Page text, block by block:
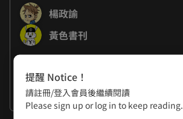
楊政諭
黃色書刊
楊政諭：我換了跟黃書一樣的手機> <
黃色書刊：我跟政諭老師有一樣的手機> <
看更多
提醒 Notice！
請註冊/登入會員後繼續閱讀
Please sign up or log in to keep reading.